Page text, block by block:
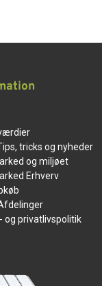
tricks og nyheder
og miljøet
Erhverv
og privatlivspolitik